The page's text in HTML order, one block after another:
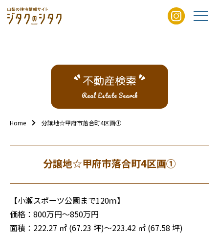
不動産検索
Real Estate Search
Home 分譲地☆甲府市落合町4区画①
分譲地☆甲府市落合町4区画①
【小瀬スポーツ公園まで120ｍ】
価格：800万円～850万円
面積：222.27 ㎡ (67.23 坪)～223.42 ㎡ (67.58 坪)